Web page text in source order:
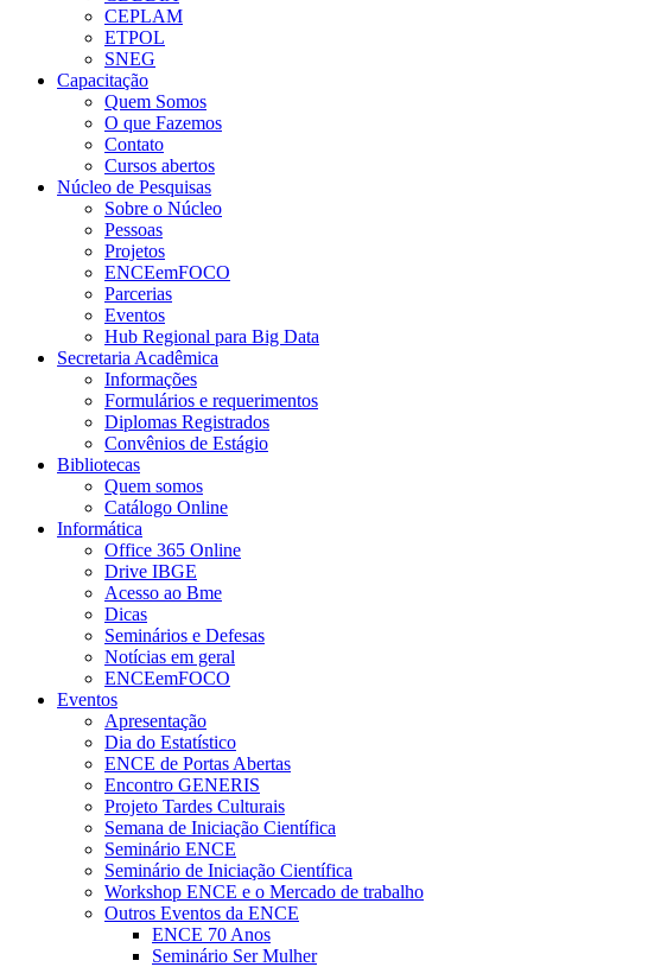
CEPLAM
ETPOL
SNEG
Capacitação
Quem Somos
O que Fazemos
Contato
Cursos abertos
Núcleo de Pesquisas
Sobre o Núcleo
Pessoas
Projetos
ENCEemFOCO
Parcerias
Eventos
Hub Regional para Big Data
Secretaria Acadêmica
Informações
Formulários e requerimentos
Diplomas Registrados
Convênios de Estágio
Bibliotecas
Quem somos
Catálogo Online
Informática
Office 365 Online
Drive IBGE
Acesso ao Bme
Dicas
Seminários e Defesas
Notícias em geral
ENCEemFOCO
Eventos
Apresentação
Dia do Estatístico
ENCE de Portas Abertas
Encontro GENERIS
Projeto Tardes Culturais
Semana de Iniciação Científica
Seminário ENCE
Seminário de Iniciação Científica
Workshop ENCE e o Mercado de trabalho
Outros Eventos da ENCE
ENCE 70 Anos
Seminário Ser Mulher